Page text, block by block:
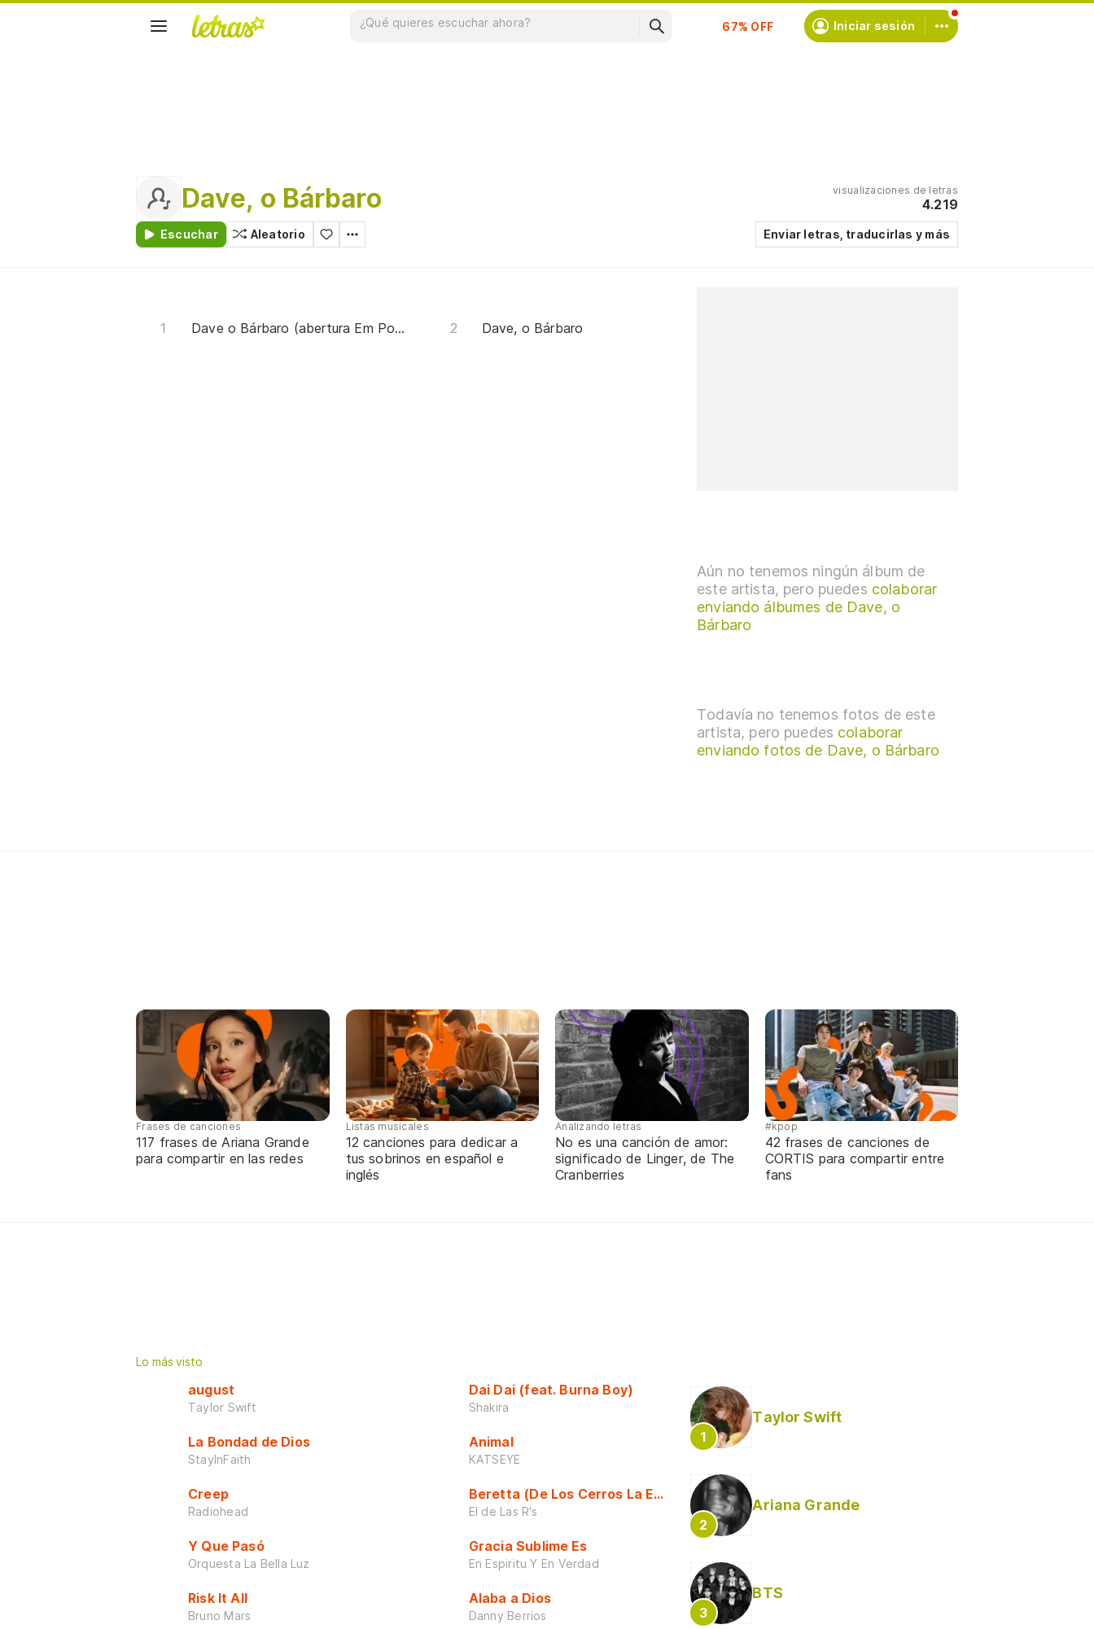
Suscríbete
Iniciar sesión
Dave, o Bárbaro
Escuchar Aleatorio
visualizaciones de letras
4.219
Enviar letras, traducirlas y más
Dave o Bárbaro (abertura Em Portugal) Dave, o Bárbaro
Aún no tenemos ningún álbum de
este artista, pero puedes colaborar
enviando álbumes de Dave, o
Bárbaro
Todavía no tenemos fotos de este
artista, pero puedes colaborar
enviando fotos de Dave, o Bárbaro
Frases de canciones
117 frases de Ariana Grande
para compartir en las redes
Listas musicales
12 canciones para dedicar a
tus sobrinos en español e
inglés
Analizando letras
No es una canción de amor:
significado de Linger, de The
Cranberries
#kpop
42 frases de canciones de
CORTIS para compartir entre
fans
Lo más visto
august
Taylor Swift
La Bondad de Dios
StayInFaith
Creep
Radiohead
Y Que Pasó
Orquesta La Bella Luz
Risk It All
Bruno Mars
Dai Dai (feat. Burna Boy)
Shakira
Animal
KATSEYE
Beretta (De Los Cerros La Escuela)
El de Las R's
Gracia Sublime Es
En Espiritu Y En Verdad
Alaba a Dios
Danny Berrios
Taylor Swift
Ariana Grande
BTS